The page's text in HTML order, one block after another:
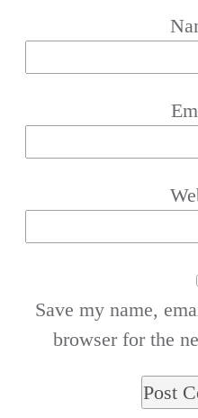
Save my name,
browser for the